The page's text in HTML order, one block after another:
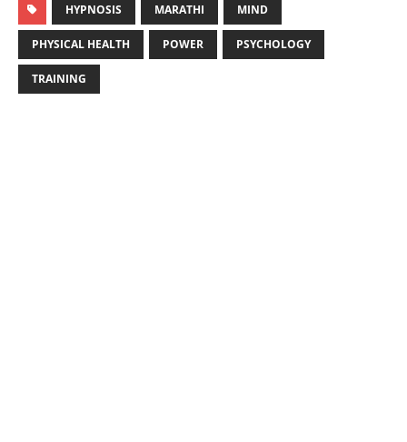
HYPNOSIS MARATHI MIND
PHYSICAL HEALTH POWER PSYCHOLOGY
TRAINING